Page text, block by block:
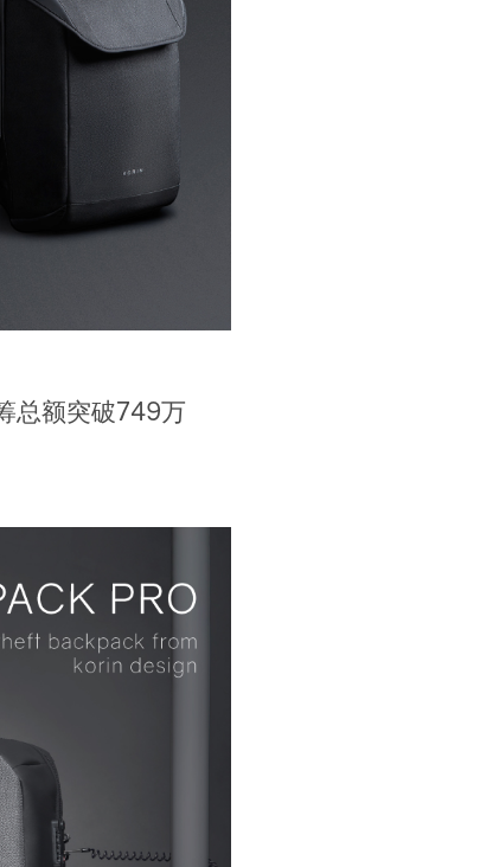
总额突破749万